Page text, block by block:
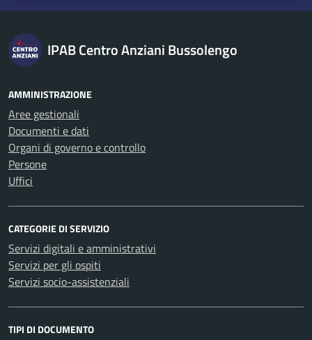
IPAB Centro Anziani Bussolengo
AMMINISTRAZIONE
Aree gestionali
Documenti e dati
Organi di governo e controllo
Persone
Uffici
CATEGORIE DI SERVIZIO
Servizi digitali e amministrativi
Servizi per gli ospiti
Servizi socio-assistenziali
TIPI DI DOCUMENTO